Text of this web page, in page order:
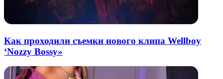
Как проходили съемки нового клипа Wellboy
‘Nozzy Bossy»